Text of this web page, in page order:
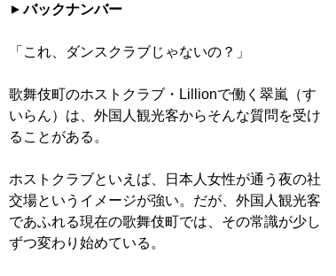
バックナンバー
「これ、ダンスクラブじゃないの？」
歌舞伎町のホストクラブ・Lillionで働く翠嵐（す
いらん）は、外国人観光客からそんな質問を受け
ることがある。
ホストクラブといえば、日本人女性が通う夜の社
交場というイメージが強い。だが、外国人観光客
であふれる現在の歌舞伎町では、その常識が少し
ずつ変わり始めている。